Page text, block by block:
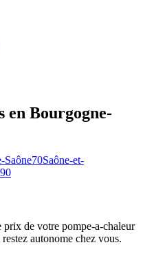
en Bourgogne-
Saône70Saône-et-
90
prix de votre pompe-a-chaleur
autonome chez vous.